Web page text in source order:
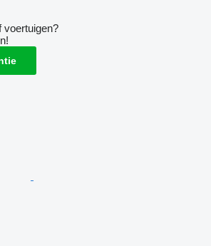
voertuigen?